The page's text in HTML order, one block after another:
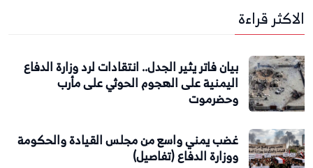
الاكثر قراءة
بيان فاتر يثير الجدل.. انتقادات لرد وزارة الدفاع
اليمنية على الهجوم الحوثي على مأرب
وحضرموت
غضب يمني واسع من مجلس القيادة والحكومة
ووزارة الدفاع (تفاصيل)